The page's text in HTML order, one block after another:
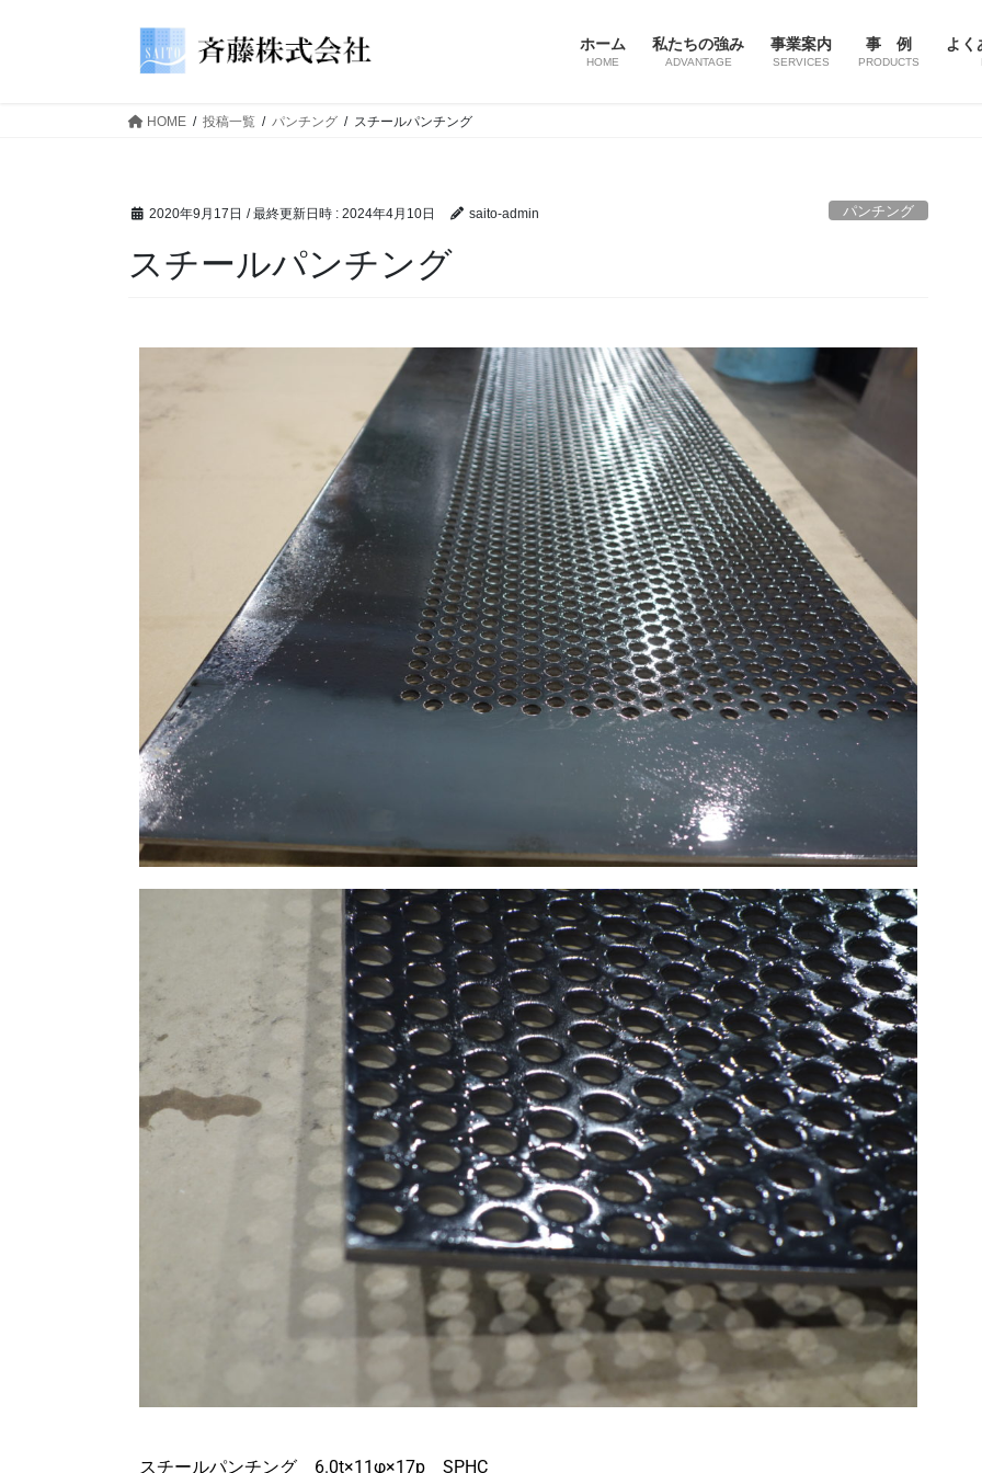
ホーム
HOME
私たちの強み
ADVANTAGE
事業案内
SERVICES
事 例
PRODUCTS
よく
HOME 投稿一覧 パンチング スチールパンチング
2020年9月17日 / 最終更新日時 : 2024年4月10日 saito-admin パンチング
スチールパンチング
スチールパンチング 6.0t×11φ×17p SPHC